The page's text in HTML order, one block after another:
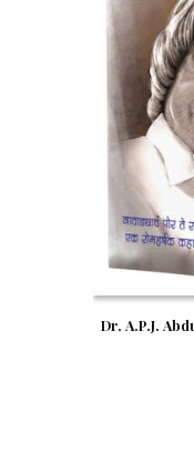
Dr. A.P.J.